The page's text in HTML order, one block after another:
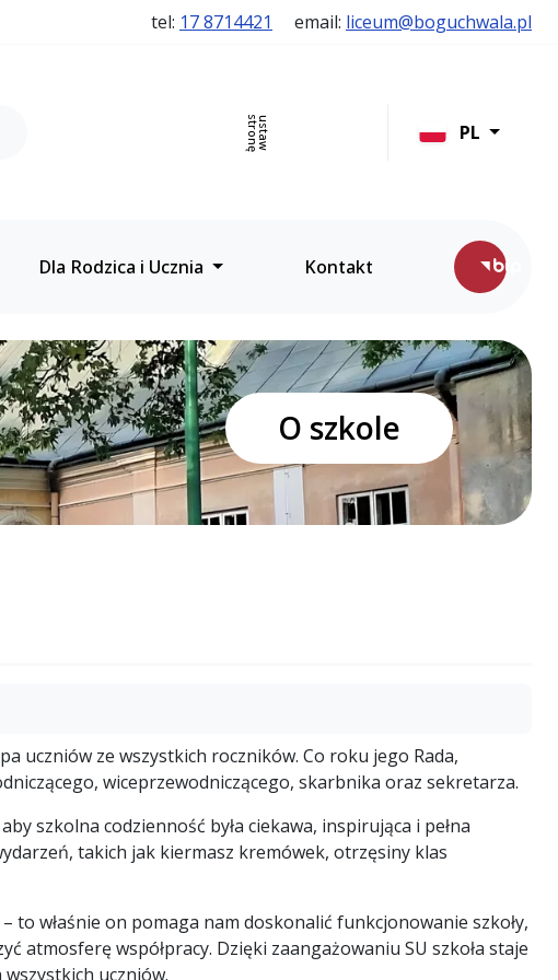
tel: 17 8714421 email: liceum@boguchwala.pl
w Boguchwale
PL
ustaw
stronę
Dla Rodzica i Ucznia Kontakt
O szkole
uczniów ze wszystkich roczników. Co roku jego Rada,
wiceprzewodniczącego, skarbnika oraz sekretarza.
szkolna codzienność była ciekawa, inspirująca i pełna
takich jak kiermasz kremówek, otrzęsiny klas
to właśnie on pomaga nam doskonalić funkcjonowanie szkoły,
atmosferę współpracy. Dzięki zaangażowaniu SU szkoła staje
uczniów.